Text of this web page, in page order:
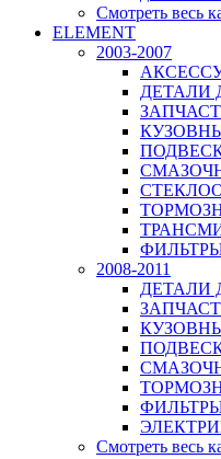
Смотреть весь
ELEMENT
2003-2007
ДЕТАЛИ
2008-2011
ДЕТАЛИ
Смотреть весь